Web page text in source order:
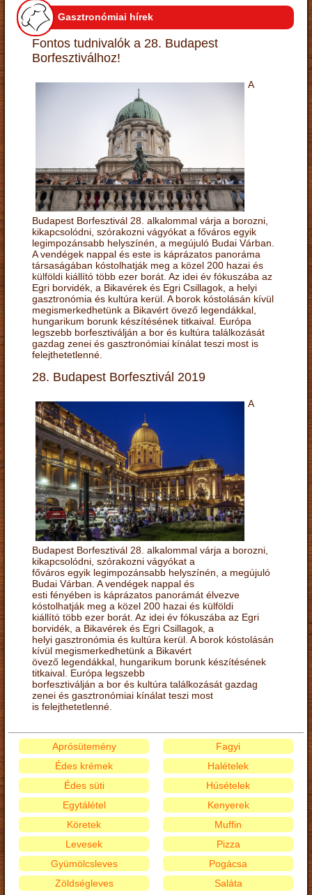
Gasztronómiai hírek
Fontos tudnivalók a 28. Budapest
Borfesztiválhoz!
A
Budapest Borfesztivál 28. alkalommal várja a borozni,
kikapcsolódni, szórakozni vágyókat a főváros egyik
legimpozánsabb helyszínén, a megújuló Budai Várban.
A vendégek nappal és este is káprázatos panoráma
társaságában kóstolhatják meg a közel 200 hazai és
külföldi kiállító több ezer borát. Az idei év fókuszába az
Egri borvidék, a Bikavérek és Egri Csillagok, a helyi
gasztronómia és kultúra kerül. A borok kóstolásán kívül
megismerkedhetünk a Bikavért övező legendákkal,
hungarikum borunk készítésének titkaival. Európa
legszebb borfesztiválján a bor és kultúra találkozását
gazdag zenei és gasztronómiai kínálat teszi most is
felejthetetlenné.
28. Budapest Borfesztivál 2019
A
Budapest Borfesztivál 28. alkalommal várja a borozni,
kikapcsolódni, szórakozni vágyókat a
főváros egyik legimpozánsabb helyszínén, a megújuló
Budai Várban. A vendégek nappal és
esti fényében is káprázatos panorámát élvezve
kóstolhatják meg a közel 200 hazai és külföldi
kiállító több ezer borát. Az idei év fókuszába az Egri
borvidék, a Bikavérek és Egri Csillagok, a
helyi gasztronómia és kultúra kerül. A borok kóstolásán
kívül megismerkedhetünk a Bikavért
övező legendákkal, hungarikum borunk készítésének
titkaival. Európa legszebb
borfesztiválján a bor és kultúra találkozását gazdag
zenei és gasztronómiai kínálat teszi most
is felejthetetlenné.
Aprósütemény
Édes krémek
Édes süti
Egytálétel
Fagyi
Halételek
Húsételek
Kenyerek
Köretek
Levesek
Gyümölcsleves
Zöldségleves
Muffin
Pizza
Pogácsa
Saláta